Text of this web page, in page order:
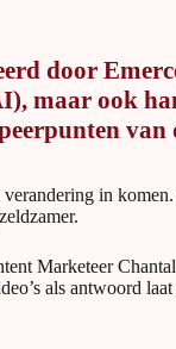
door
maar ook
in
Marketeer
als antwoord